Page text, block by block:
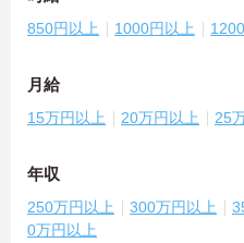
850円以上 1000円以上
月給
15万円以上 20万円以上 25
年収
250万円以上 300万円以上
0万円以上